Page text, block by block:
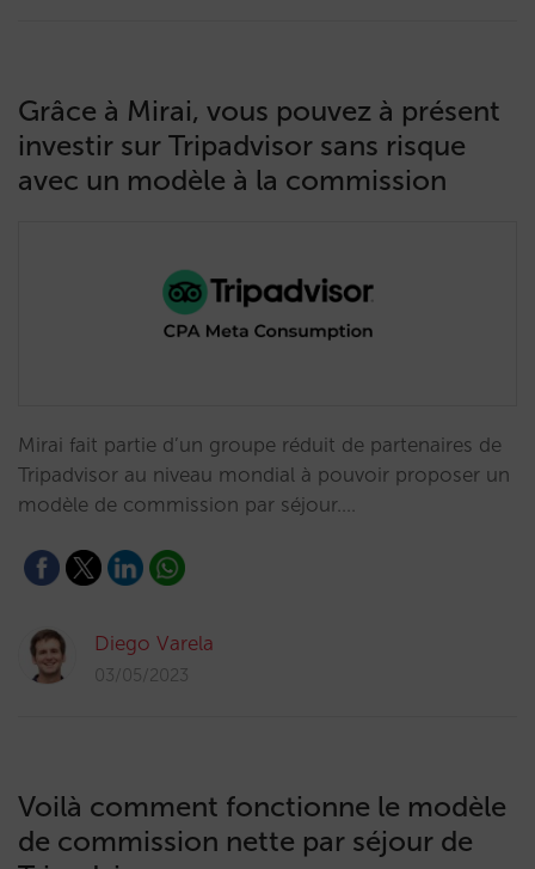
Grâce à Mirai, vous pouvez à présent
investir sur Tripadvisor sans risque
avec un modèle à la commission
Mirai fait partie d’un groupe réduit de partenaires de
Tripadvisor au niveau mondial à pouvoir proposer un
modèle de commission par séjour.…
Diego Varela
03/05/2023
Voilà comment fonctionne le modèle
de commission nette par séjour de